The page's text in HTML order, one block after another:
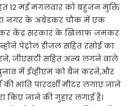
मई मंगलवार को बहुजन मुक्ति
नगर के अंबेडकर चौक में एक
कर केंद्र सरकार के खिलाफ जमकर
पेट्रोल डीजल सहित रसोई का
जीएसटी सहित अन्य लगने वाले
में ईव्हीएम को बैन करने,और
की भांति पारदर्शी मीटर लगाए जाने
किए जाने की गुहार लगाई है।